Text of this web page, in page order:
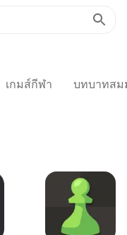
เกมส์กีฬา บทบาทสม